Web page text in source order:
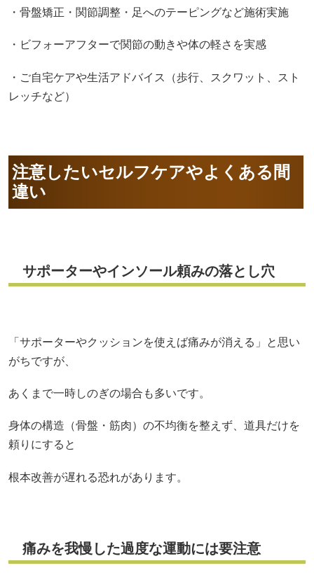
・骨盤矯正・関節調整・足へのテーピングなど施術実施
・ビフォーアフターで関節の動きや体の軽さを実感
・ご自宅ケアや生活アドバイス（歩行、スクワット、スト
レッチなど）
注意したいセルフケアやよくある間
違い
サポーターやインソール頼みの落とし穴
「サポーターやクッションを使えば痛みが消える」と思い
がちですが、
あくまで一時しのぎの場合も多いです。
身体の構造（骨盤・筋肉）の不均衡を整えず、道具だけを
頼りにすると
根本改善が遅れる恐れがあります。
痛みを我慢した過度な運動には要注意